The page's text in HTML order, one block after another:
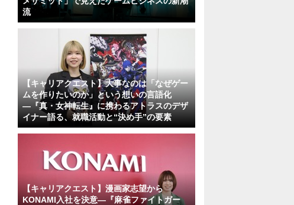
流
【キャリアクエスト】大事なのは「なぜゲー
ムを作りたいのか」という想いの言語化
―『真・女神転生』に携わるアトラスのデザ
イナー語る、就職活動と“決め手”の要素
【キャリアクエスト】漫画家志望から
KONAMI入社を決意―『麻雀ファイトガー